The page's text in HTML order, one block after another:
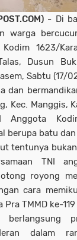
- Di
warga
1623/
Dusun
Sabtu (17/
dan
Kec. Manggis,
berupa batu dan
tentunya
TNI
royong
cara
TMMD ke-
dalam